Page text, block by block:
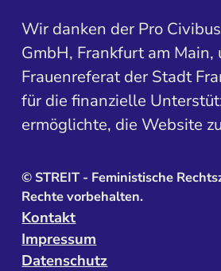
Wir danken der Pro
GmbH, Frankfurt am Main,
Frauenreferat der Stadt
für die finanzielle
ermöglichte, die Website
© STREIT - Feministische
Rechte vorbehalten.
Kontakt
Impressum
Datenschutz